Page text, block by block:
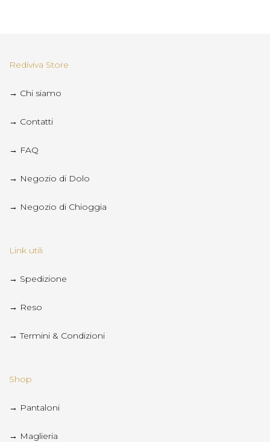
Rediviva Store
→ Chi siamo
→ Contatti
→ FAQ
→ Negozio di Dolo
→ Negozio di Chioggia
Link utili
→ Spedizione
→ Reso
→ Termini & Condizioni
Shop
→ Pantaloni
→ Maglieria